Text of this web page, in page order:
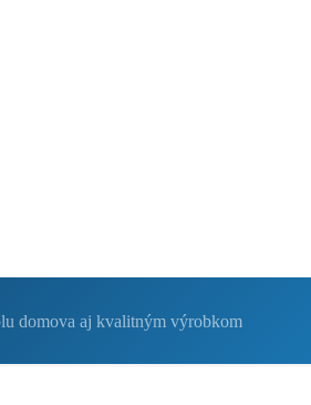
domova aj kvalitným výrobkom